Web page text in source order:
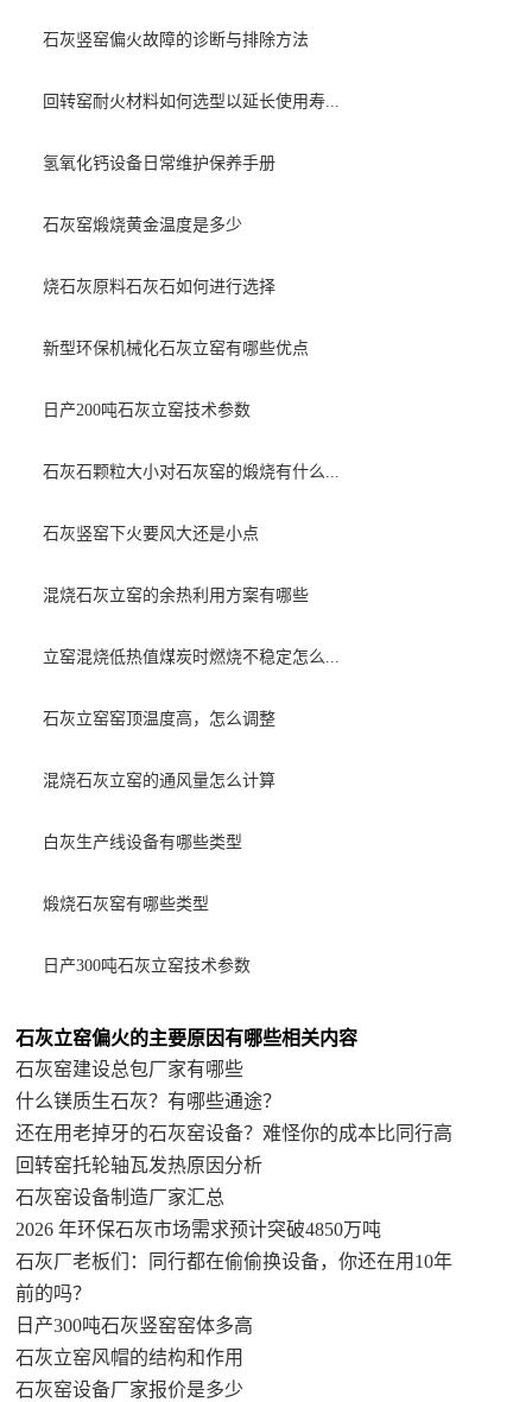
石灰竖窑偏火故障的诊断与排除方法
回转窑耐火材料如何选型以延长使用寿...
氢氧化钙设备日常维护保养手册
石灰窑煅烧黄金温度是多少
烧石灰原料石灰石如何进行选择
新型环保机械化石灰立窑有哪些优点
日产200吨石灰立窑技术参数
石灰石颗粒大小对石灰窑的煅烧有什么...
石灰竖窑下火要风大还是小点
混烧石灰立窑的余热利用方案有哪些
立窑混烧低热值煤炭时燃烧不稳定怎么...
石灰立窑窑顶温度高，怎么调整
混烧石灰立窑的通风量怎么计算
白灰生产线设备有哪些类型
煅烧石灰窑有哪些类型
日产300吨石灰立窑技术参数
石灰立窑偏火的主要原因有哪些相关内容
石灰窑建设总包厂家有哪些
什么镁质生石灰？有哪些通途？
还在用老掉牙的石灰窑设备？难怪你的成本比同行高
回转窑托轮轴瓦发热原因分析
石灰窑设备制造厂家汇总
2026 年环保石灰市场需求预计突破4850万吨
石灰厂老板们：同行都在偷偷换设备，你还在用10年
前的吗？
日产300吨石灰竖窑窑体多高
石灰立窑风帽的结构和作用
石灰窑设备厂家报价是多少